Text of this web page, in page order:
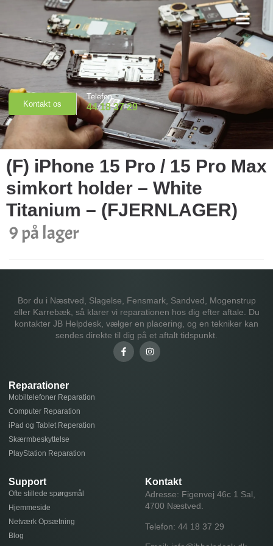
Kontakt os
Telefon
44 18 37 29
(F) iPhone 15 Pro / 15 Pro Max
simkort holder – White
Titanium – (FJERNLAGER)
9 på lager
Bor du i Næstved, Slagelse, Fensmark, Sandved, Mogenstrup
eller Karrebæk, så klarer vi reparationen hos dig efter aftale. Du
kontakter JB Helpdesk, vælger en placering, og en tekniker kan
sendes direkte til dig på et aftalt tidspunkt.
Reparationer
Mobiltelefoner Reparation
Computer Reparation
iPad og Tablet Reperation
Skærmbeskyttelse
PlayStation Reparation
Support
Ofte stillede spørgsmål
Hjemmeside
Netværk Opsætning
Blog
Kontakt
Adresse: Figenvej 46c 1 Sal,
4700 Næstved.
Telefon: 44 18 37 29